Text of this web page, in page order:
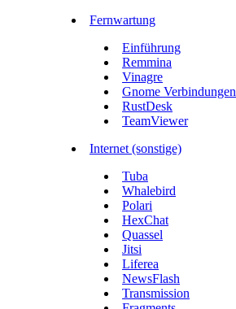
Fernwartung
Einführung
Remmina
Vinagre
Gnome Verbindungen
RustDesk
TeamViewer
Internet (sonstige)
Tuba
Whalebird
Polari
HexChat
Quassel
Jitsi
Liferea
NewsFlash
Transmission